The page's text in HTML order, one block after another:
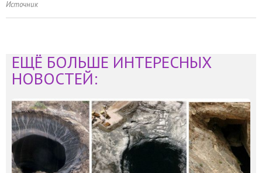
Источник
ЕЩЁ БОЛЬШЕ ИНТЕРЕСНЫХ
НОВОСТЕЙ: